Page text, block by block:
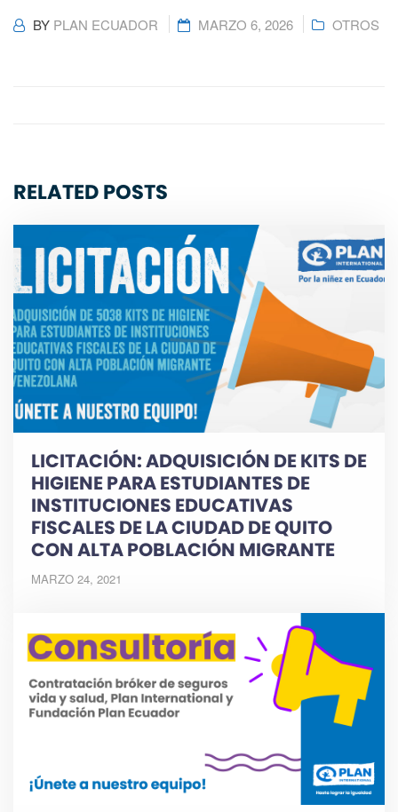
BY PLAN ECUADOR MARZO 6, 2026 OTROS
RELATED POSTS
LICITACIÓN: ADQUISICIÓN DE KITS DE
HIGIENE PARA ESTUDIANTES DE
INSTITUCIONES EDUCATIVAS
FISCALES DE LA CIUDAD DE QUITO
CON ALTA POBLACIÓN MIGRANTE
MARZO 24, 2021